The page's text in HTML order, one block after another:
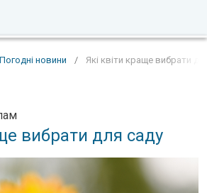
Погодні новини / Які квіти краще вибрати
вибрати для саду